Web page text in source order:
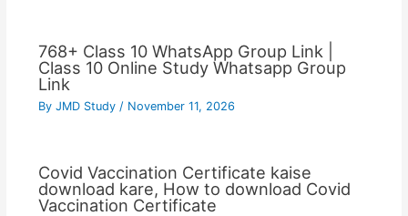
768+ Class 10 WhatsApp Group Link |
Class 10 Online Study Whatsapp Group
Link
By JMD Study / November 11, 2026
Covid Vaccination Certificate kaise
download kare, How to download Covid
Vaccination Certificate